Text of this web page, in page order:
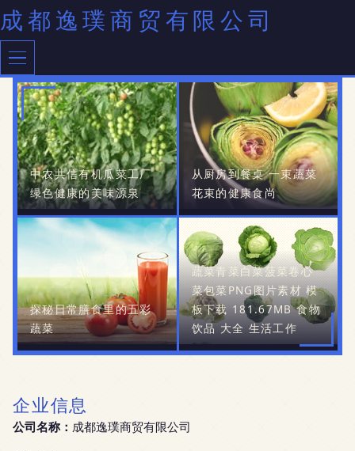
成都逸璞商贸有限公司
中农共信有机瓜菜工厂
绿色健康的美味源泉
从厨房到餐桌 一束蔬菜
花束的健康食尚
探秘日常膳食里的五彩
蔬菜
蔬菜青菜白菜菠菜卷心
菜包菜PNG图片素材 模
板下载 181.67MB 食物
饮品 大全 生活工作
企业信息
公司名称： 成都逸璞商贸有限公司